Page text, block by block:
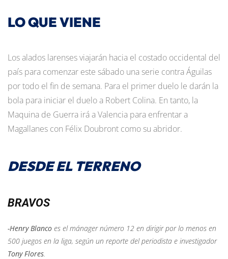
LO QUE VIENE
Los alados larenses viajarán hacia el costado occidental del
país para comenzar este sábado una serie contra Águilas
por todo el fin de semana. Para el primer duelo le darán la
bola para iniciar el duelo a Robert Colina. En tanto, la
Maquina de Guerra irá a Valencia para enfrentar a
Magallanes con Félix Doubront como su abridor.
DESDE EL TERRENO
BRAVOS
-Henry Blanco es el mánager número 12 en dirigir por lo menos en
500 juegos en la liga, según un reporte del periodista e investigador
Tony Flores